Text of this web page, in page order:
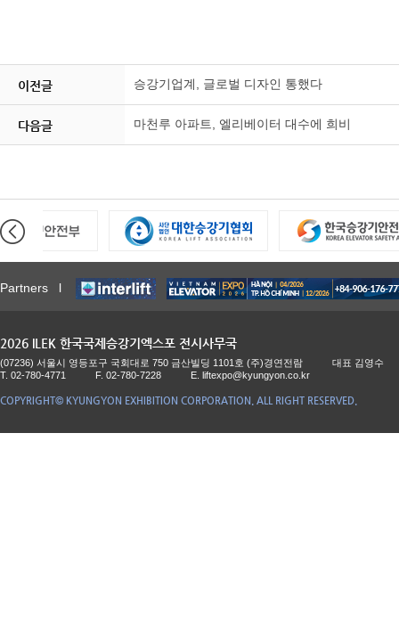
이전글 승강기업계, 글로벌 디자인 통했다
다음글 마천루 아파트, 엘리베이터 대수에 희비
Partners l
2026 ILEK 한국국제승강기엑스포 전시사무국
(07236) 서울시 영등포구 국회대로 750 금산빌딩 1101호 (주)경연전람
대표 김영
T. 02-780-4771
F. 02-780-7228 E. liftexpo@kyungyon.co.kr
COPYRIGHT© KYUNGYON EXHIBITION CORPORATION. ALL RIGHT RESERVED.